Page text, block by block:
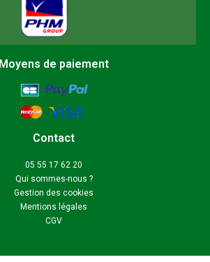
Moyens de paiement
Contact
05 55 17 62 20
Qui sommes-nous ?
Gestion des cookies
Mentions légales
CGV